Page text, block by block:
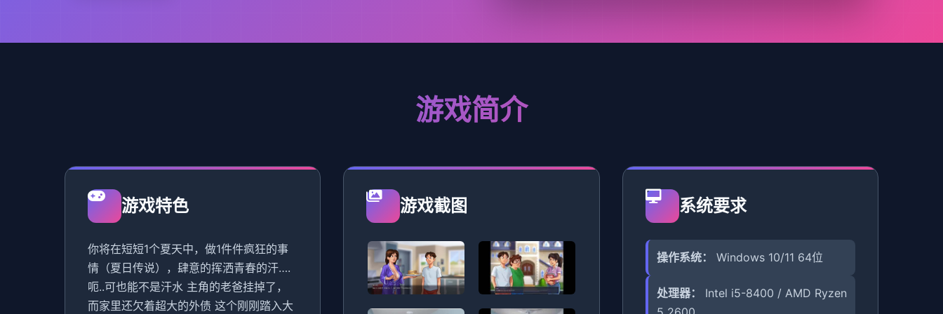
游戏简介
游戏特色
你将在短短1个夏天中，做1件件疯狂的事
情（夏日传说），肆意的挥洒青春的汗….
呃..可也能不是汗水 主角的老爸挂掉了，
而家里还欠着超大的外债 这个刚刚踏入大
游戏截图 系统要求
操作系统： Windows 10/11 64位
处理器：
Intel i5-8400 / AMD Ryzen